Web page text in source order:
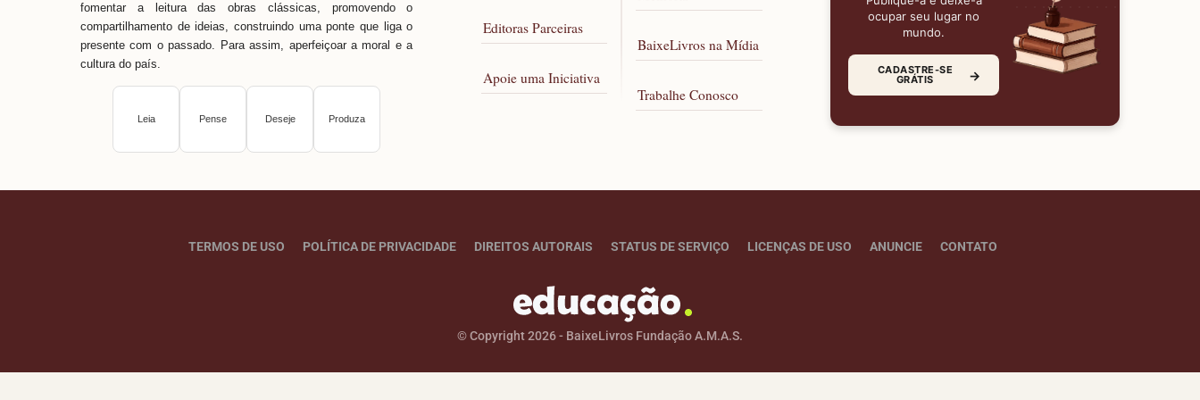
fomentar a leitura das obras clássicas, promovendo o
compartilhamento de ideias, construindo uma ponte que liga o
presente com o passado. Para assim, aperfeiçoar a moral e a
cultura do país.
Leia Pense Deseje Produza
Editoras Parceiras
Apoie uma Iniciativa
BaixeLivros na Mídia
Trabalhe Conosco
ocupar seu lugar no
mundo.
CADASTRE-SE
GRÁTIS →
TERMOS DE USO POLÍTICA DE PRIVACIDADE DIREITOS AUTORAIS STATUS DE SERVIÇO LICENÇAS DE USO ANUNCIE CONTATO
© Copyright 2026 - BaixeLivros Fundação A.M.A.S.